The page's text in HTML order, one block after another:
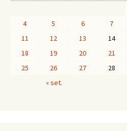
« set.
4
5 6 7
11
12 13 14
18
19 20 21
25
26 27 28